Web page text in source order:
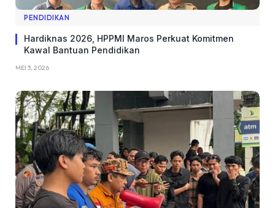
PENDIDIKAN
Hardiknas 2026, HPPMI Maros Perkuat Komitmen
Kawal Bantuan Pendidikan
MEI 3, 2026